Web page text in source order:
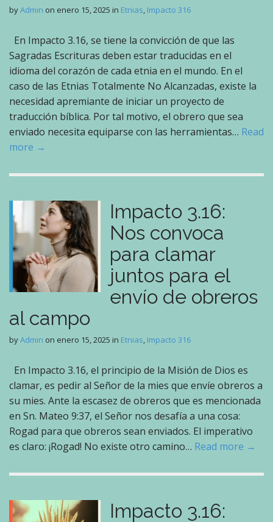
byAdmin on enero 15, 2025 in Etnias, Impacto 316
En Impacto 3.16, se tiene la convicción de que las
Sagradas Escrituras deben estar traducidas en el
idioma del corazón de cada etnia en el mundo. En el
caso de las Etnias Totalmente No Alcanzadas, existe la
necesidad apremiante de iniciar un proyecto de
traducción bíblica. Por tal motivo, el obrero que sea
enviado necesita equiparse con las herramientas… Read
more →
Impacto 3.16:
Nos convoca
para clamar
juntos para el
envío de obreros
al campo
byAdmin on enero 15, 2025 in Etnias, Impacto 316
En Impacto 3.16, el principio de la Misión de Dios es
clamar, es pedir al Señor de la mies que envíe obreros a
su mies. Ante la escasez de obreros que es mencionada
en Sn. Mateo 9:37, el Señor nos desafía a una cosa:
Rogad para que obreros sean enviados. El imperativo
es claro: ¡Rogad! No existe otro camino… Read more →
Impacto 3.16: